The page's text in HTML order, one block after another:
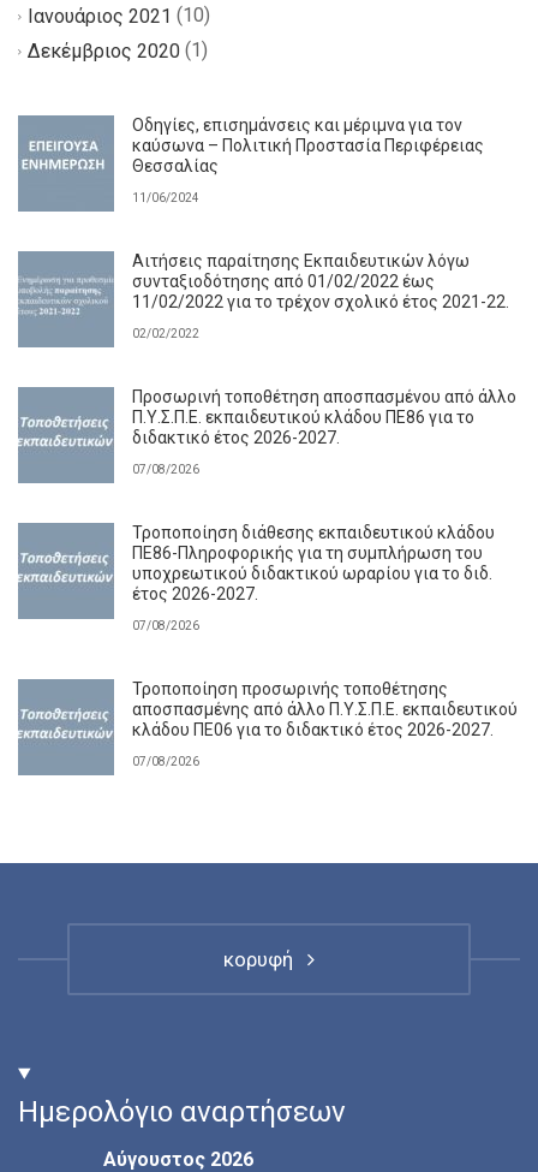
Ιανουάριος 2021 (10)
Δεκέμβριος 2020 (1)
Οδηγίες, επισημάνσεις και μέριμνα για τον
καύσωνα – Πολιτική Προστασία Περιφέρειας
Θεσσαλίας
11/06/2024
Αιτήσεις παραίτησης Εκπαιδευτικών λόγω
συνταξιοδότησης από 01/02/2022 έως
11/02/2022 για το τρέχον σχολικό έτος 2021-22.
02/02/2022
Προσωρινή τοποθέτηση αποσπασμένου από άλλο
Π.Υ.Σ.Π.Ε. εκπαιδευτικού κλάδου ΠΕ86 για το
διδακτικό έτος 2026-2027.
07/08/2026
Τροποποίηση διάθεσης εκπαιδευτικού κλάδου
ΠΕ86-Πληροφορικής για τη συμπλήρωση του
υποχρεωτικού διδακτικού ωραρίου για το διδ.
έτος 2026-2027.
07/08/2026
Τροποποίηση προσωρινής τοποθέτησης
αποσπασμένης από άλλο Π.Υ.Σ.Π.Ε. εκπαιδευτικού
κλάδου ΠΕ06 για το διδακτικό έτος 2026-2027.
07/08/2026
κορυφή
Ημερολόγιο αναρτήσεων
Αύγουστος 2026